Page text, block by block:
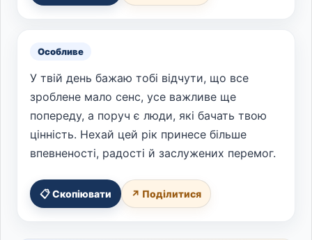
Особливе
У твій день бажаю тобі відчути, що все
зроблене мало сенс, усе важливе ще
попереду, а поруч є люди, які бачать твою
цінність. Нехай цей рік принесе більше
впевненості, радості й заслужених перемог.
📋 Скопіювати ↗ Поділитися